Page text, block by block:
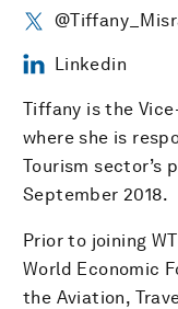
Linkedin
Tiffany is the
where she is
Tourism sector’s
September 2018.
Prior to joining
World Economic
the Aviation,